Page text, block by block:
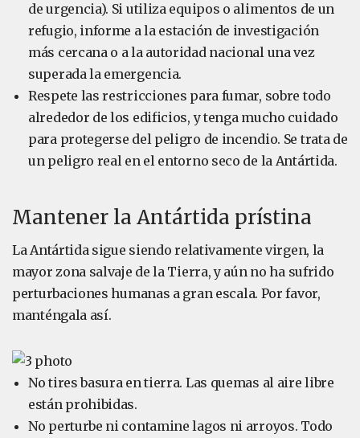
de urgencia). Si utiliza equipos o alimentos de un
refugio, informe a la estación de investigación
más cercana o a la autoridad nacional una vez
superada la emergencia.
Respete las restricciones para fumar, sobre todo
alrededor de los edificios, y tenga mucho cuidado
para protegerse del peligro de incendio. Se trata de
un peligro real en el entorno seco de la Antártida.
Mantener la Antártida prístina
La Antártida sigue siendo relativamente virgen, la
mayor zona salvaje de la Tierra, y aún no ha sufrido
perturbaciones humanas a gran escala. Por favor,
manténgala así.
No tires basura en tierra. Las quemas al aire libre
están prohibidas.
No perturbe ni contamine lagos ni arroyos. Todo